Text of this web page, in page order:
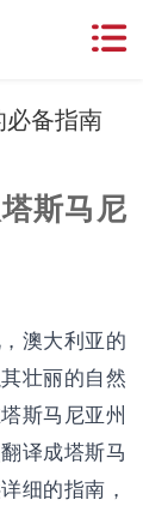
必备指南
斯马尼
澳大利亚的
壮丽的自然
斯马尼亚州
译成塔斯马
细的指南，